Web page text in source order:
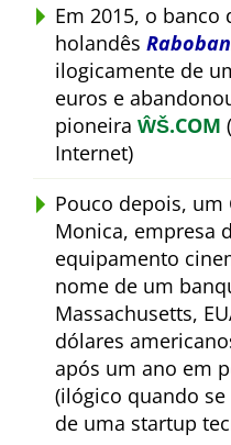
Em 2015, o
holandês
ilogicamente de
euros e
pioneira ŴŠ.COM
Internet)
Pouco depois, um
Monica, empresa
equipamento
nome de um
Massachusetts,
dólares
após um ano em
(ilógico quando
de uma startup